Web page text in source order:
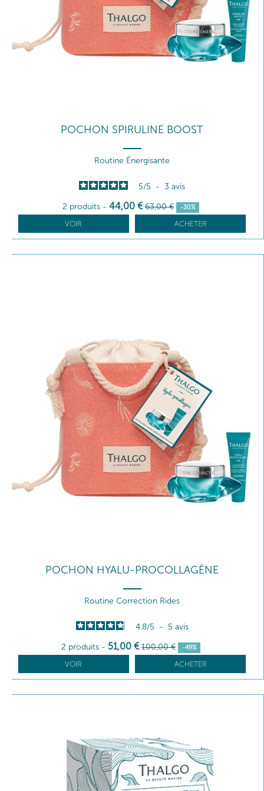
POCHON SPIRULINE BOOST
Routine Énergisante
5/5 - 3 avis
2 produits -44,00 € 63,00 € -30%
VOIR ACHETER
POCHON HYALU-PROCOLLAGÈNE
Routine Correction Rides
4.8/5 - 5 avis
2 produits - 51,00 € 100,00 € -49%
VOIR ACHETER